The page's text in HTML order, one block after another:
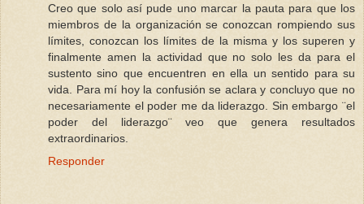
Creo que solo así pude uno marcar la pauta para que los
miembros de la organización se conozcan rompiendo sus
límites, conozcan los límites de la misma y los superen y
finalmente amen la actividad que no solo les da para el
sustento sino que encuentren en ella un sentido para su
vida. Para mí hoy la confusión se aclara y concluyo que no
necesariamente el poder me da liderazgo. Sin embargo ¨el
poder del liderazgo¨ veo que genera resultados
extraordinarios.
Responder